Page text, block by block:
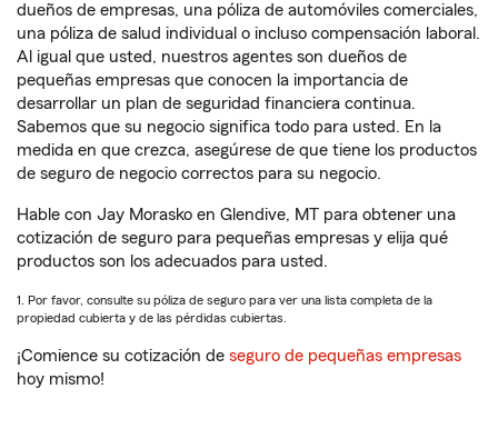
dueños de empresas, una póliza de automóviles comerciales,
una póliza de salud individual o incluso compensación laboral.
Al igual que usted, nuestros agentes son dueños de
pequeñas empresas que conocen la importancia de
desarrollar un plan de seguridad financiera continua.
Sabemos que su negocio significa todo para usted. En la
medida en que crezca, asegúrese de que tiene los productos
de seguro de negocio correctos para su negocio.
Hable con Jay Morasko en Glendive, MT para obtener una
cotización de seguro para pequeñas empresas y elija qué
productos son los adecuados para usted.
1. Por favor, consulte su póliza de seguro para ver una lista completa de la
propiedad cubierta y de las pérdidas cubiertas.
¡Comience su cotización de seguro de pequeñas empresas
hoy mismo!